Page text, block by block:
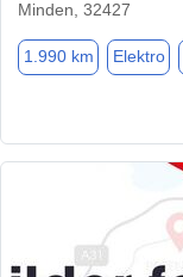
Minden, 32427
1.990 km Elektro